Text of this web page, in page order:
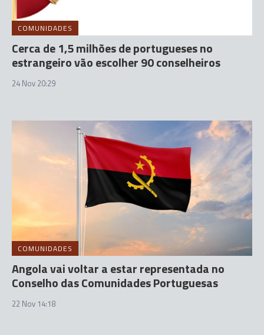
COMUNIDADES
Cerca de 1,5 milhões de portugueses no
estrangeiro vão escolher 90 conselheiros
24 Nov 20:29
COMUNIDADES
Angola vai voltar a estar representada no
Conselho das Comunidades Portuguesas
22 Nov 14:18